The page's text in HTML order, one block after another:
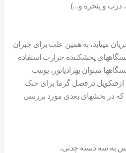
و پنجره و…)
میيابد، به همين علت برای جبران
پخشکننده حرارت استفاده
میتوان بهرادياتور، يونيت
ازفنکويل درفصل گرما برای خنک
که در بخشهای بعدی مورد بررسی
جنس به سه دسته چدنی،